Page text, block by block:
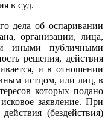
в суд.
дела об оспаривании
организации, лица,
иными публичными
решения, действия
и в отношении
истцом, или лиц, в
которых подано
заявление. При
(бездействия)